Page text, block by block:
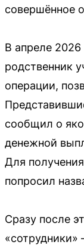
совершённое
В апреле 2026
родственник
операции,
сообщил о
денежной
Для
попросил
Сразу после
«сотрудники»